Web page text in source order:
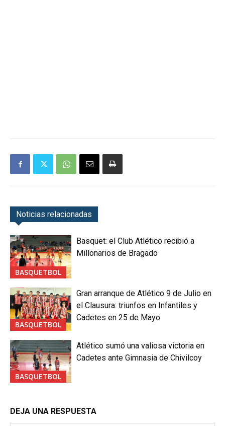
Noticias relacionadas
BASQUETBOL
Basquet: el Club Atlético recibió a
Millonarios de Bragado
BASQUETBOL
Gran arranque de Atlético 9 de Julio en
el Clausura: triunfos en Infantiles y
Cadetes en 25 de Mayo
BASQUETBOL
Atlético sumó una valiosa victoria en
Cadetes ante Gimnasia de Chivilcoy
DEJA UNA RESPUESTA